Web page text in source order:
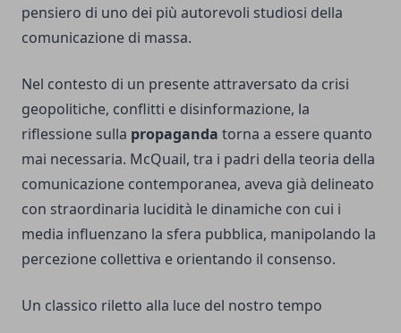
pensiero di uno dei più autorevoli studiosi della
comunicazione di massa.
Nel contesto di un presente attraversato da crisi
geopolitiche, conflitti e disinformazione, la
riflessione sulla propaganda torna a essere quanto
mai necessaria. McQuail, tra i padri della teoria della
comunicazione contemporanea, aveva già delineato
con straordinaria lucidità le dinamiche con cui i
media influenzano la sfera pubblica, manipolando la
percezione collettiva e orientando il consenso.
Un classico riletto alla luce del nostro tempo